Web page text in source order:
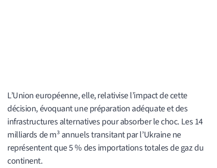
L’Union européenne, elle, relativise l’impact de cette
décision, évoquant une préparation adéquate et des
infrastructures alternatives pour absorber le choc. Les 14
milliards de m³ annuels transitant par l’Ukraine ne
représentent que 5 % des importations totales de gaz du
continent.